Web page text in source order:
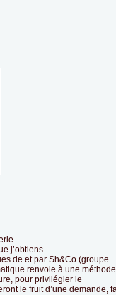
j’obtiens
de et par Sh&Co (groupe
renvoie à une
pour privilégier le
le fruit d’une demande,